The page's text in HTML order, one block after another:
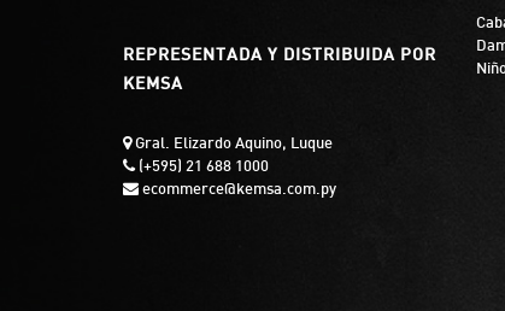
REPRESENTADA Y DISTRIBUIDA POR
KEMSA
Gral. Elizardo Aquino, Luque
(+595) 21 688 1000
ecommerce@kemsa.com.py